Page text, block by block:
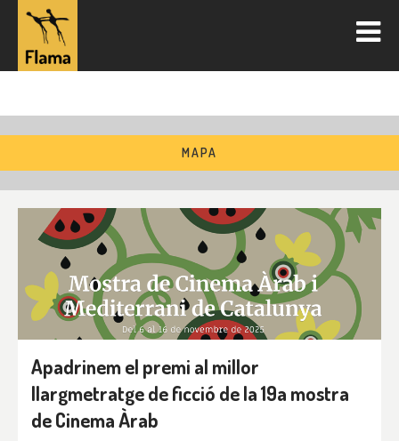
MAPA
Apadrinem el premi al millor
llargmetratge de ficció de la 19a mostra
de Cinema Àrab